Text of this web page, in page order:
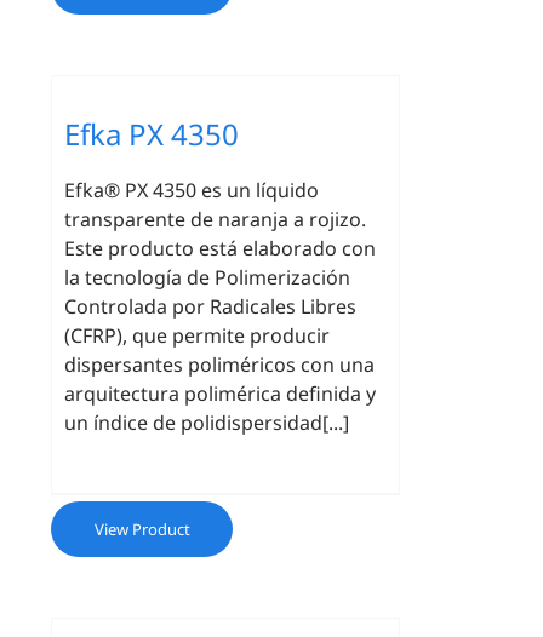
Efka PX 4350
Efka® PX 4350 es un líquido
transparente de naranja a rojizo.
Este producto está elaborado con
la tecnología de Polimerización
Controlada por Radicales Libres
(CFRP), que permite producir
dispersantes poliméricos con una
arquitectura polimérica definida y
un índice de polidispersidad[...]
View Product